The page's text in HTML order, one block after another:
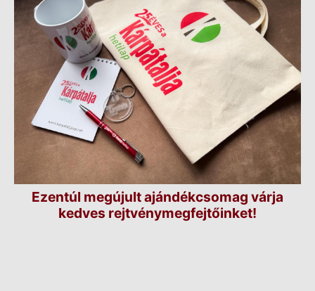
Ezentúl megújult ajándékcsomag várja
kedves rejtvénymegfejtőinket!